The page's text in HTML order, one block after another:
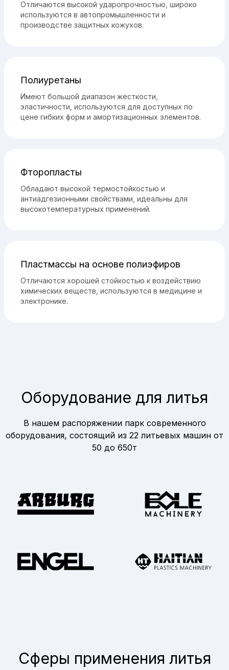
Отличаются высокой ударопрочностью, широко
используются в автопромышленности и
производстве защитных кожухов.
Полиуретаны
Имеют большой диапазон жесткости,
эластичности, используются для доступных по
цене гибких форм и амортизационных элементов.
Фторопласты
Обладают высокой термостойкостью и
антиадгезионными свойствами, идеальны для
высокотемпературных применений.
Пластмассы на основе полиэфиров
Отличаются хорошей стойкостью к воздействию
химических веществ, используются в медицине и
электронике.
Оборудование для литья
В нашем распоряжении парк современного
оборудования, состоящий из 22 литьевых машин от
50 до 650т
Сферы применения литья